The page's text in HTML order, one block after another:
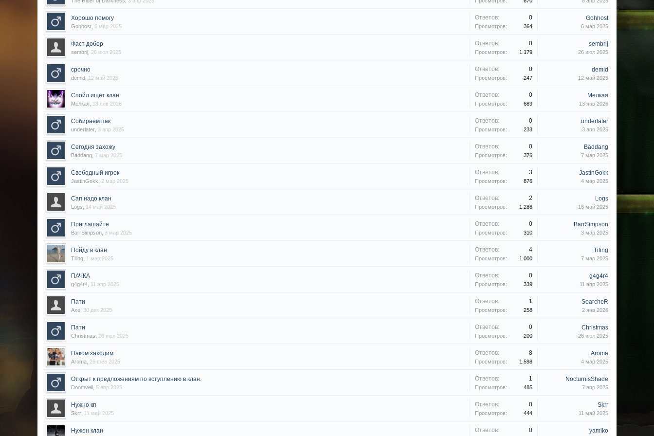
Хорошо помогу
Gohhost 6 мар 2025
Ответов: 0
Просмотров: 364
Gohhost
6 мар 2025
Фаст добор
sembrij 26 июл 2025
Ответов: 0
Просмотров: 1.179
sembrij
26 июл 2025
срочно
demid 12 май 2025
Ответов: 0
Просмотров: 247
demid
12 май 2025
Спойл ищет клан
Мелкая 13 янв 2026
Ответов: 0
Просмотров: 689
Мелкая
13 янв 2026
Собираем пак
underlater 3 апр 2025
Ответов: 0
Просмотров: 233
underlater
3 апр 2025
Сегодня захожу
Baddang 7 мар 2025
Ответов: 0
Просмотров: 376
Baddang
7 мар 2025
Свободный игрок
JastinGokk 2 мар 2025
Ответов: 3
Просмотров: 876
JastinGokk
4 мар 2025
Сап надо клан
Logs 14 май 2025
Ответов: 2
Просмотров: 1.286
Logs
16 май 2025
Приглашайте
BarrSimpson 3 мар 2025
Ответов: 0
Просмотров: 310
BarrSimpson
3 мар 2025
Пойду в клан
Tiling 1 мар 2025
Ответов: 4
Просмотров: 1.000
Tiling
7 мар 2025
ПАЧКА
g4g4r4 11 апр 2025
Ответов: 0
Просмотров: 339
g4g4r4
11 апр 2025
Пати
Axe 30 дек 2025
Ответов: 1
Просмотров: 258
SearcheR
2 янв 2026
Пати
Christmas 26 июл 2025
Ответов: 0
Просмотров: 200
Christmas
26 июл 2025
Паком заходим
Aroma 26 фев 2025
Ответов: 8
Просмотров: 1.598
Aroma
4 мар 2025
Открыт к предложениям по вступлению в клан.
Doomveil 5 апр 2025
Ответов: 1
Просмотров: 485
NocturnisShade
7 апр 2025
Нужно кп
Skrr 11 май 2025
Ответов: 0
Просмотров: 444
Skrr
11 май 2025
Нужен клан Ответов: 0 yamiko